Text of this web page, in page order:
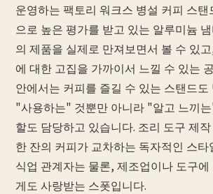
운영하는 팩토리 워크스 병설 커피 스탠
으로 높은 평가를 받고 있는 알루미늄
의 제품을 실제로 만져보면서 볼 수 있
에 대한 고집을 가까이서 느낄 수 있는
안에서는 커피를 즐길 수 있는 스탠드
"사용하는" 것뿐만 아니라 "알고 느끼
할도 담당하고 있습니다. 조리 도구 제
한 잔의 커피가 교차하는 독자적인 스
식업 관계자는 물론, 제조업이나 도구
게도 사랑받는 스폿입니다.